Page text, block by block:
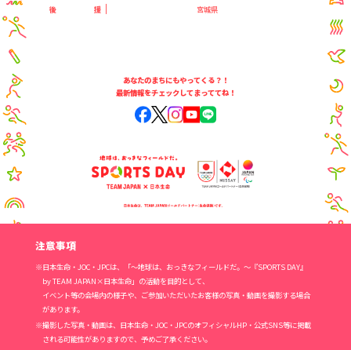
後援 宮城県
あなたのまちにもやってくる？！
最新情報をチェックしてまっててね！
注意事項
※日本生命・JOC・JPCは、「～地球は、おっきなフィールドだ。～『SPORTS DAY』
by TEAM JAPAN×日本生命」の活動を目的として、
イベント等の会場内の様子や、ご参加いただいたお客様の写真・動画を撮影する場合
があります。
※撮影した写真・動画は、日本生命・JOC・JPCのオフィシャルHP・公式SNS等に掲載
される可能性がありますので、予めご了承ください。